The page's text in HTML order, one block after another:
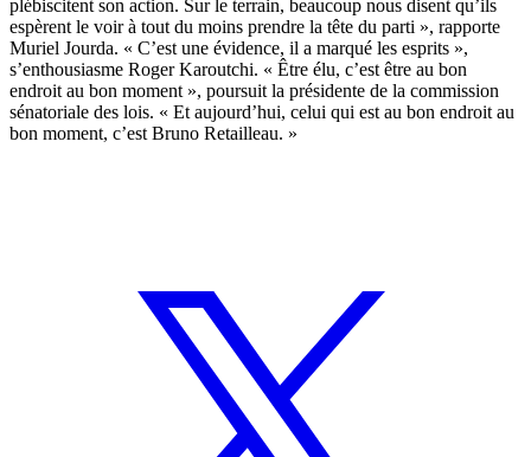
plébiscitent son action. Sur le terrain, beaucoup nous disent qu’ils
espèrent le voir à tout du moins prendre la tête du parti », rapporte
Muriel Jourda. « C’est une évidence, il a marqué les esprits »,
s’enthousiasme Roger Karoutchi. « Être élu, c’est être au bon
endroit au bon moment », poursuit la présidente de la commission
sénatoriale des lois. « Et aujourd’hui, celui qui est au bon endroit au
bon moment, c’est Bruno Retailleau. »